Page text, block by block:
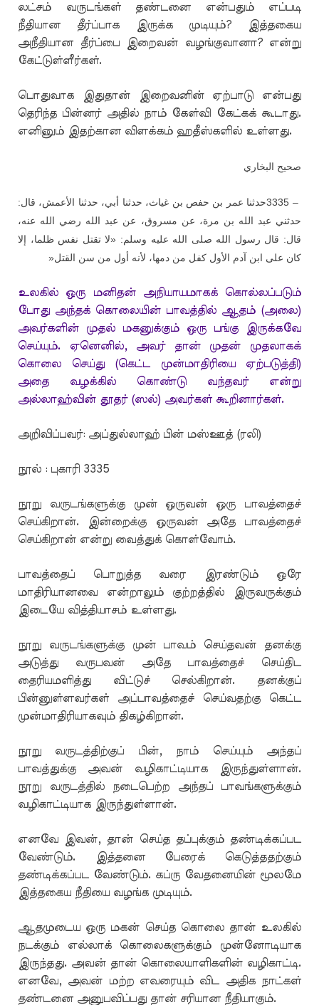
லட்சம் வருடங்கள் தண்டனை என்பதும் எப்படி
நீதியான தீர்ப்பாக இருக்க முடியும்? இத்தகைய
அநீதியான தீர்ப்பை இறைவன் வழங்குவானா? என்று
கேட்டுள்ளீர்கள்.
பொதுவாக இதுதான் இறைவனின் ஏற்பாடு என்பது
தெரிந்த பின்னர் அதில் நாம் கேள்வி கேட்கக் கூடாது.
எனினும் இதற்கான விளக்கம் ஹதீஸ்களில் உள்ளது.
صحيح البخاري
3335 –حدثنا عمر بن حفص بن غياث، حدثنا أبي، حدثنا الأعمش، قال:
حدثني عبد الله بن مرة، عن مسروق، عن عبد الله رضي الله عنه،
قال: قال رسول الله صلى الله عليه وسلم: «لا تقتل نفس ظلما، إلا
كان على ابن آدم الأول كفل من دمها، لأنه أول من سن القتل»
உலகில் ஒரு மனிதன் அநியாயமாகக் கொல்லப்படும்
போது அந்தக் கொலையின் பாவத்தில் ஆதம் (அலை)
அவர்களின் முதல் மகனுக்கும் ஒரு பங்கு இருக்கவே
செய்யும். ஏனெனில், அவர் தான் முதன் முதலாகக்
கொலை செய்து (கெட்ட முன்மாதிரியை ஏற்படுத்தி)
அதை வழக்கில் கொண்டு வந்தவர் என்று
அல்லாஹ்வின் தூதர் (ஸல்) அவர்கள் கூறினார்கள்.
அறிவிப்பவர்: அப்துல்லாஹ் பின் மஸ்ஊத் (ரலி)
நூல் : புகாரி 3335
நூறு வருடங்களுக்கு முன் ஒருவன் ஒரு பாவத்தைச்
செய்கிறான். இன்றைக்கு ஒருவன் அதே பாவத்தைச்
செய்கிறான் என்று வைத்துக் கொள்வோம்.
பாவத்தைப் பொறுத்த வரை இரண்டும் ஒரே
மாதிரியானவை என்றாலும் குற்றத்தில் இருவருக்கும்
இடையே வித்தியாசம் உள்ளது.
நூறு வருடங்களுக்கு முன் பாவம் செய்தவன் தனக்கு
அடுத்து வருபவன் அதே பாவத்தைச் செய்திட
தைரியமளித்து விட்டுச் செல்கிறான். தனக்குப்
பின்னுள்ளவர்கள் அப்பாவத்தைச் செய்வதற்கு கெட்ட
முன்மாதிரியாகவும் திகழ்கிறான்.
நூறு வருடத்திற்குப் பின், நாம் செய்யும் அந்தப்
பாவத்துக்கு அவன் வழிகாட்டியாக இருந்துள்ளான்.
நூறு வருடத்தில் நடைபெற்ற அந்தப் பாவங்களுக்கும்
வழிகாட்டியாக இருந்துள்ளான்.
எனவே இவன், தான் செய்த தப்புக்கும் தண்டிக்கப்பட
வேண்டும். இத்தனை பேரைக் கெடுத்ததற்கும்
தண்டிக்கப்பட வேண்டும். கப்ரு வேதனையின் மூலமே
இத்தகைய நீதியை வழங்க முடியும்.
ஆதமுடைய ஒரு மகன் செய்த கொலை தான் உலகில்
நடக்கும் எல்லாக் கொலைகளுக்கும் முன்னோடியாக
இருந்தது. அவன் தான் கொலையாளிகளின் வழிகாட்டி.
எனவே, அவன் மற்ற எவரையும் விட அதிக நாட்கள்
தண்டனை அனுபவிப்பது தான் சரியான நீதியாகும்.